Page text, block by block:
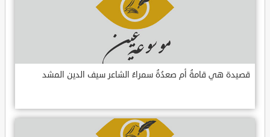
قصيدة هي قامةُ أم صعدُةُ سمراءُ الشاعر سيف الدين المشد